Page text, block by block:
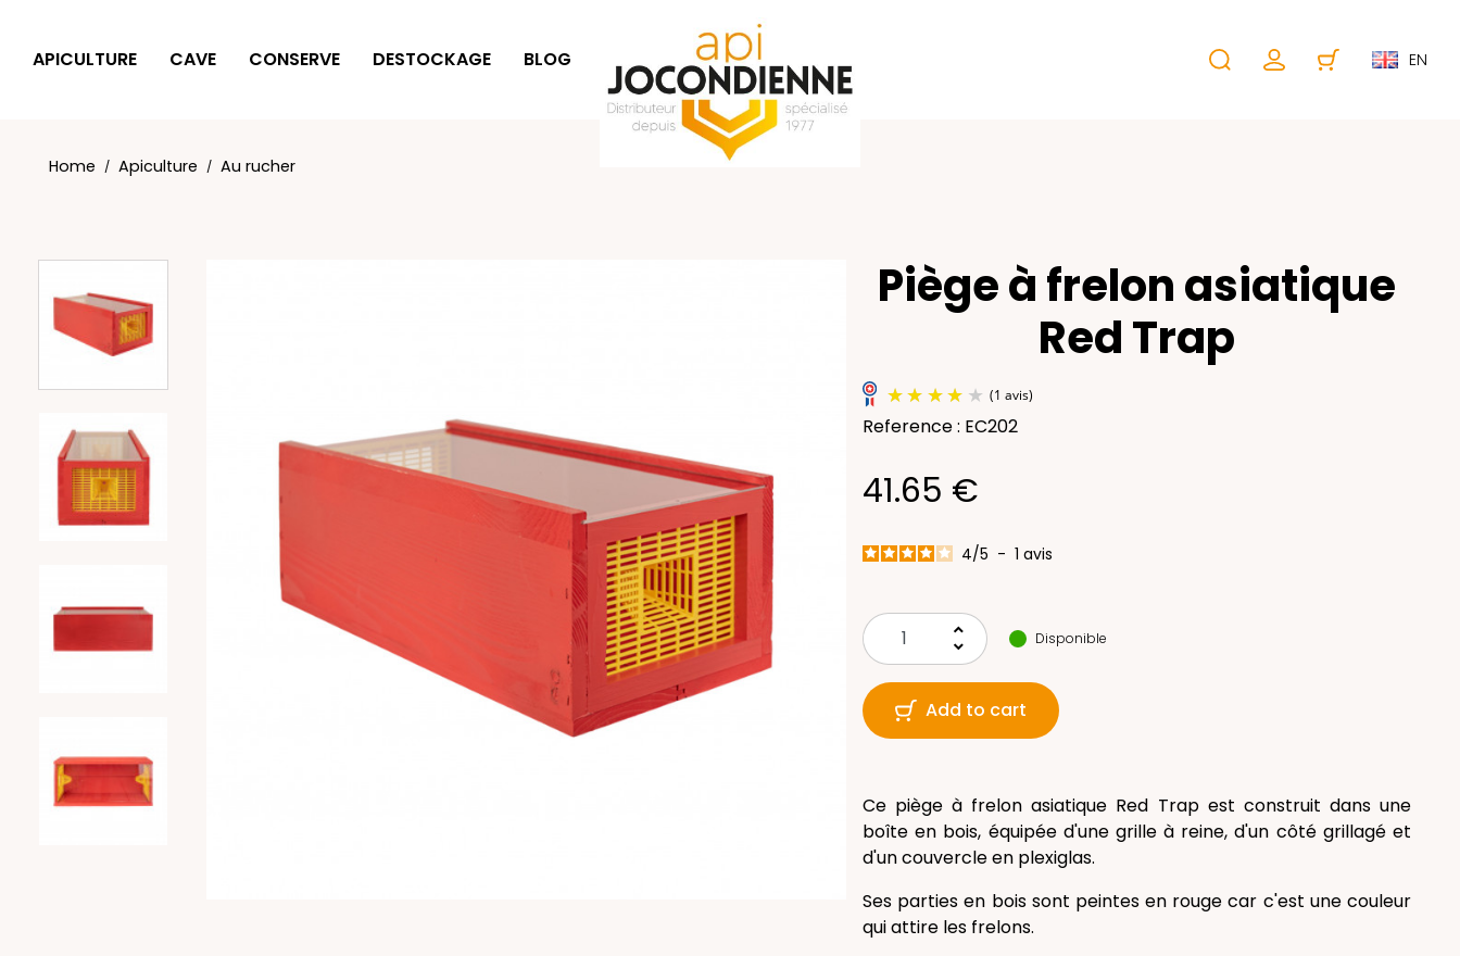
APICULTURE CAVE CONSERVE DESTOCKAGE BLOG IDÉES CADEAUX EN
Home Apiculture Au rucher
Piège à frelon asiatique
Red Trap
Reference : EC202
41.65 €
4/5 - 1 avis
keyboard_arrow_up
keyboard_arrow_down
Disponible
Add to cart
Ce piège à frelon asiatique Red Trap est construit dans une
boîte en bois, équipée d'une grille à reine, d'un côté grillagé et
d'un couvercle en plexiglas.
Ses parties en bois sont peintes en rouge car c'est une couleur
qui attire les frelons.